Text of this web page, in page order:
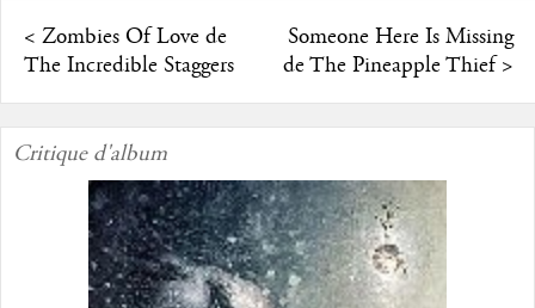
< Zombies Of Love de
The Incredible Staggers
Someone Here Is Missing
de The Pineapple Thief>
Critique d'album